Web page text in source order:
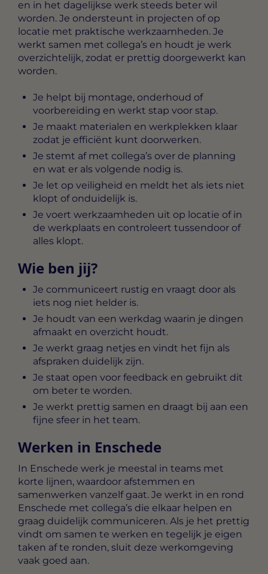
en in het dagelijkse werk steeds beter wil
worden. Je ondersteunt in projecten of op
locatie met praktische werkzaamheden. Je
werkt samen met collega’s en houdt je werk
overzichtelijk, zodat er prettig doorgewerkt kan
worden.
Je helpt bij montage, onderhoud of
voorbereiding en werkt stap voor stap.
Je maakt materialen en werkplekken klaar
zodat je efficiënt kunt doorwerken.
Je stemt af met collega’s over de planning
en wat er als volgende nodig is.
Je let op veiligheid en meldt het als iets niet
klopt of onduidelijk is.
Je voert werkzaamheden uit op locatie of in
de werkplaats en controleert tussendoor of
alles klopt.
Wie ben jij?
Je communiceert rustig en vraagt door als
iets nog niet helder is.
Je houdt van een werkdag waarin je dingen
afmaakt en overzicht houdt.
Je werkt graag netjes en vindt het fijn als
afspraken duidelijk zijn.
Je staat open voor feedback en gebruikt dit
om beter te worden.
Je werkt prettig samen en draagt bij aan een
fijne sfeer in het team.
Werken in Enschede
In Enschede werk je meestal in teams met
korte lijnen, waardoor afstemmen en
samenwerken vanzelf gaat. Je werkt in en rond
Enschede met collega’s die elkaar helpen en
graag duidelijk communiceren. Als je het prettig
vindt om samen te werken en tegelijk je eigen
taken af te ronden, sluit deze werkomgeving
vaak goed aan.